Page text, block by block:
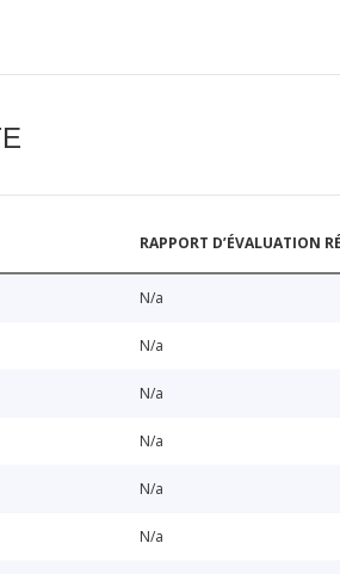
RAPPORT D’ÉVALUATION
N/a
N/a
N/a
N/a
N/a
N/a